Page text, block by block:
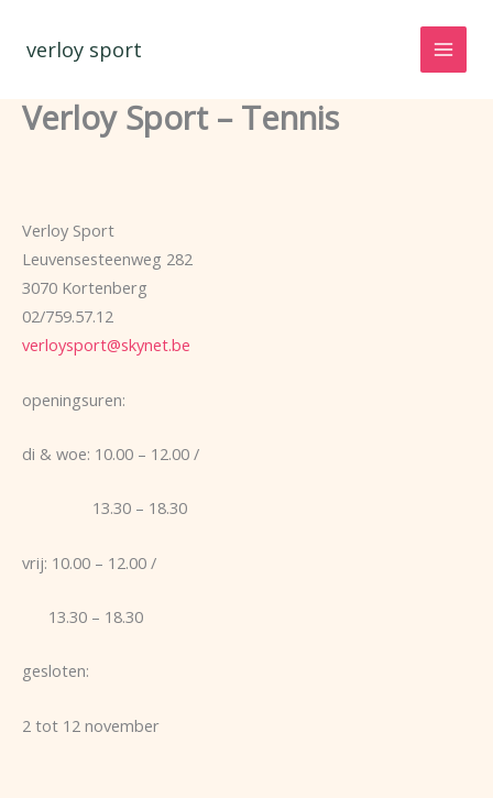
naar
inhoud
verloy sport
Verloy Sport – Tennis
Verloy Sport
Leuvensesteenweg 282
3070 Kortenberg
02/759.57.12
verloysport@skynet.be
openingsuren:
di & woe: 10.00 – 12.00 /
13.30 – 18.30
vrij: 10.00 – 12.00 /
13.30 – 18.30
gesloten:
2 tot 12 november